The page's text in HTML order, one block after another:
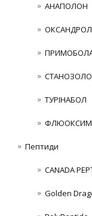
АНАПОЛОН
ТУРІНАБОЛ
Пептиди
CANADA
Golden